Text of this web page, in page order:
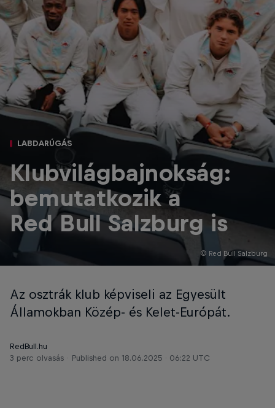
© Red Bull Salzburg
LABDARÚGÁS
Klubvilágbajnokság:
bemutatkozik a
Red Bull Salzburg is
Az osztrák klub képviseli az Egyesült
Államokban Közép- és Kelet-Európát.
RedBull.hu
3 perc olvasás
Published on 18.06.2025 · 06:22 UTC